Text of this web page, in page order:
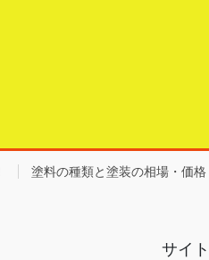
塗料の種類と塗装の相場・価格
サイ